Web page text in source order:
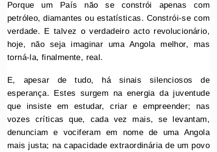
Porque um País não se constrói apenas com
petróleo, diamantes ou estatísticas. Constrói-se com
verdade. E talvez o verdadeiro acto revolucionário,
hoje, não seja imaginar uma Angola melhor, mas
torná-la, finalmente, real.
E, apesar de tudo, há sinais silenciosos de
esperança. Estes surgem na energia da juventude
que insiste em estudar, criar e empreender; nas
vozes críticas que, cada vez mais, se levantam,
denunciam e vociferam em nome de uma Angola
mais justa; na capacidade extraordinária de um povo